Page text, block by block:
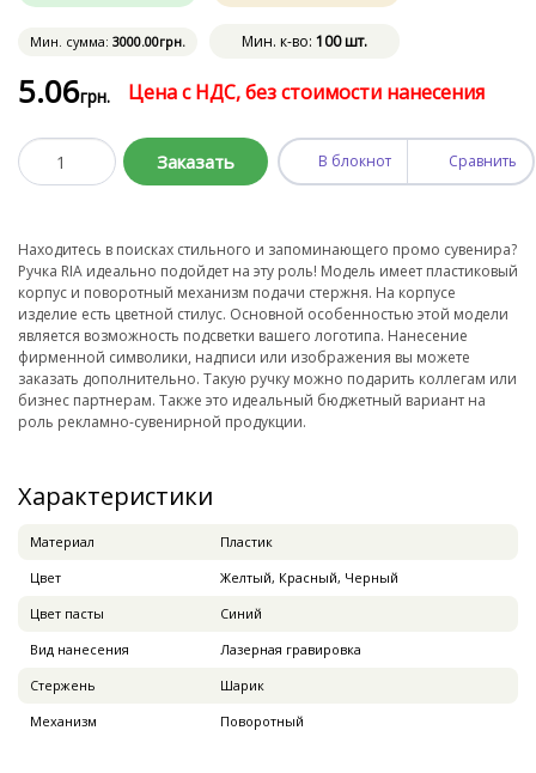
Мин. сумма: 3000.00грн. Мин. к-во: 100 шт.
5.06грн. Цена с НДС, без стоимости нанесения
Заказать В блокнот Сравнить
Находитесь в поисках стильного и запоминающего промо сувенира?
Ручка RIA идеально подойдет на эту роль! Модель имеет пластиковый
корпус и поворотный механизм подачи стержня. На корпусе
изделие есть цветной стилус. Основной особенностью этой модели
является возможность подсветки вашего логотипа. Нанесение
фирменной символики, надписи или изображения вы можете
заказать дополнительно. Такую ручку можно подарить коллегам или
бизнес партнерам. Также это идеальный бюджетный вариант на
роль рекламно-сувенирной продукции.
Характеристики
Материал
Пластик
Цвет
Желтый, Красный, Черный
Цвет пасты
Синий
Вид нанесения
Лазерная гравировка
Стержень
Шарик
Механизм
Поворотный